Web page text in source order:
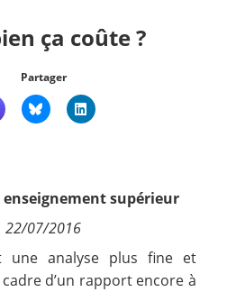
ça coûte ?
Partager
enseignement supérieur
22/07/2016
une analyse plus fine et
d’un rapport encore à